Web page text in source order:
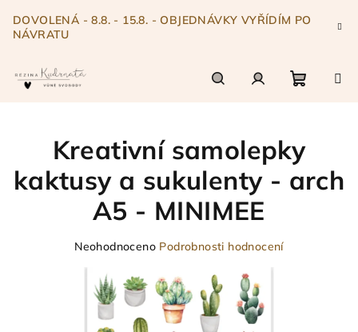
obsah
DOVOLENÁ - 8.8. - 15.8. - OBJEDNÁVKY VYŘÍDÍM PO
NÁVRATU
košík
Kreativní samolepky
kaktusy a sukulenty - arch
A5 - MINIMEE
Průměrné
produktu
Neohodnoceno Podrobnosti hodnocení